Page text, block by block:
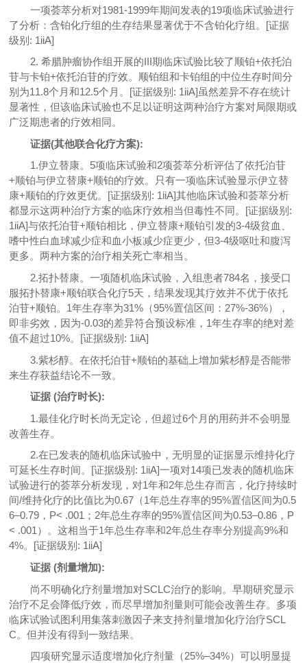
一项荟萃分析对1981-1999年期间发表的19项临床试验进行
了分析：含铂化疗组的生存结果显著优于不含铂化疗组。[证据
级别: 1iiA]
2. 希腊肿瘤协作组开展的III期临床试验比较了顺铂+依托泊
苷与卡铂+依托泊苷的疗效。顺铂组和卡铂组的中位生存时间分
别为11.8个月和12.5个月。[证据级别: 1iiA]虽然差异不存在统计
显著性，但该临床试验也不足以证明这两种治疗方案对局限期或
广泛期患者的疗效相同。
证据(其他联合化疗方案):
1.伊立替康。5项临床试验和2项荟萃分析评估了依托泊苷
+顺铂与伊立替康+顺铂的疗效。只有一项临床试验显示伊立替
康+顺铂的疗效更优。[证据级别: 1iiA]其他临床试验和荟萃分析
都显示这两种治疗方案的临床疗效相当但毒性不同。[证据级别:
1iiA]与依托泊苷+顺铂相比，伊立替康+顺铂引发的3-4级贫血、
嗜中性白血球减少症和血小板减少症更少，但3-4级呕吐和腹泻
更多。两种方案的治疗相关死亡率相当。
2.拓扑替康。一项随机临床试验，入组患者784名，接受口
服拓扑替康+顺铂联合化疗5天，结果发现其疗效并不优于依托
泊苷+顺铂。1年生存率为31%（95%置信区间：27%-36%），
即非劣效，因为-0.03的差异符合预设标准，1年生存率的绝对差
值不超过10%。[证据级别: 1iiA]
3.紫杉醇。在依托泊苷+顺铂的基础上增加紫杉醇是否能带
来生存获益结论不一致。
证据 (治疗时长):
1.最佳化疗时长尚无定论，但超过6个月的用药并不会明显
改善生存。
2.在已发表的随机临床试验中，无明显的证据显示维持化疗
可延长生存时间。[证据级别: 1iiA]一项对14项已发表的随机临床
试验进行的荟萃分析发现，对1年和2年总生存而言，化疗持续时
间/维持化疗的比值比为0.67（1年总生存率的95%置信区间为0.5
6–0.79，P< .001；2年总生存率的95%置信区间为0.53–0.86，P
< .001）。这相当于1年总生存率和2年总生存率分别提高9%和
4%。[证据级别: 1iiA]
证据 (剂量增加):
尚不明确化疗剂量增加对SCLC治疗的影响。早期研究显示
治疗不足会降低疗效，而尽早增加剂量则可能会改善生存。多项
临床试验试图利用集落刺激因子来支持剂量增加化疗治疗SCL
C。但并没有得到一致结果。
四项研究显示适度增加化疗剂量（25%–34%）可以明显提